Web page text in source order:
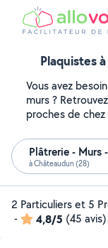
Plaquistes
Vous avez
murs ?
proches de
Plâtrerie - Murs
à Châteaudun (28)
2 Particuliers et 5
-
4,8/5 (45 avis)